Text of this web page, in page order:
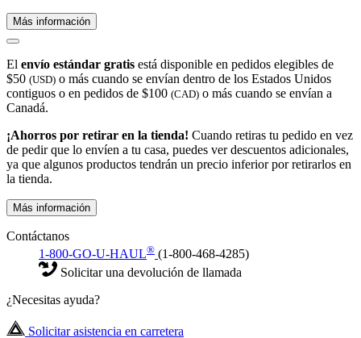
Más información
El envío estándar gratis está disponible en pedidos elegibles de
$50 (USD) o más cuando se envían dentro de los Estados Unidos
contiguos o en pedidos de $100 (CAD) o más cuando se envían a
Canadá.
¡Ahorros por retirar en la tienda! Cuando retiras tu pedido en vez
de pedir que lo envíen a tu casa, puedes ver descuentos adicionales,
ya que algunos productos tendrán un precio inferior por retirarlos en
la tienda.
Más información
Contáctanos
1-800-GO-U-HAUL® (1-800-468-4285)
Solicitar una devolución de llamada
¿Necesitas ayuda?
Solicitar asistencia en carretera